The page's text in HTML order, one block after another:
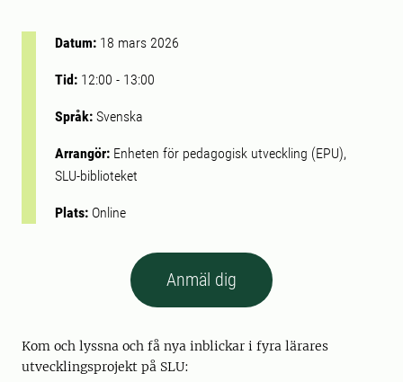
Datum: 18 mars 2026
Tid: 12:00 - 13:00
Språk: Svenska
Arrangör: Enheten för pedagogisk utveckling (EPU),
SLU-biblioteket
Plats: Online
Anmäl dig
Kom och lyssna och få nya inblickar i fyra lärares
utvecklingsprojekt på SLU: